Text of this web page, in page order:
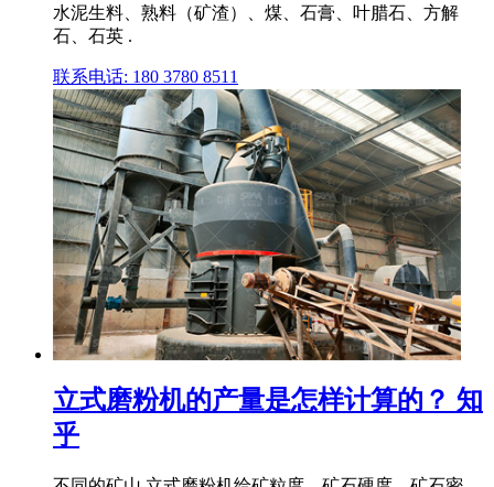
水泥生料、熟料（矿渣）、煤、石膏、叶腊石、方解
石、石英 .
联系电话: 180 3780 8511
立式磨粉机的产量是怎样计算的？ 知
乎